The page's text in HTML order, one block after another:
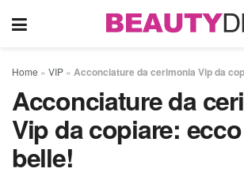
Home » VIP » Acconciature da cerimonia Vip da
Acconciature da
Vip da copiare:
belle!